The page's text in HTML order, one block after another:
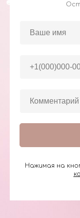
Нажимая на